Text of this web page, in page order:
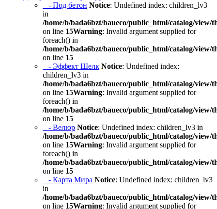
- Под бетон Notice: Undefined index: children_lv3
in
/home/b/bada6bzt/baueco/public_html/catalog/view/
on line 15Warning: Invalid argument supplied for
foreach() in
/home/b/bada6bzt/baueco/public_html/catalog/view/
on line 15
- Эффект Шелк Notice: Undefined index:
children_lv3 in
/home/b/bada6bzt/baueco/public_html/catalog/view/
on line 15Warning: Invalid argument supplied for
foreach() in
/home/b/bada6bzt/baueco/public_html/catalog/view/
on line 15
- Велюр Notice: Undefined index: children_lv3 in
/home/b/bada6bzt/baueco/public_html/catalog/view/
on line 15Warning: Invalid argument supplied for
foreach() in
/home/b/bada6bzt/baueco/public_html/catalog/view/
on line 15
- Карта Мира Notice: Undefined index: children_lv3
in
/home/b/bada6bzt/baueco/public_html/catalog/view/
on line 15Warning: Invalid argument supplied for